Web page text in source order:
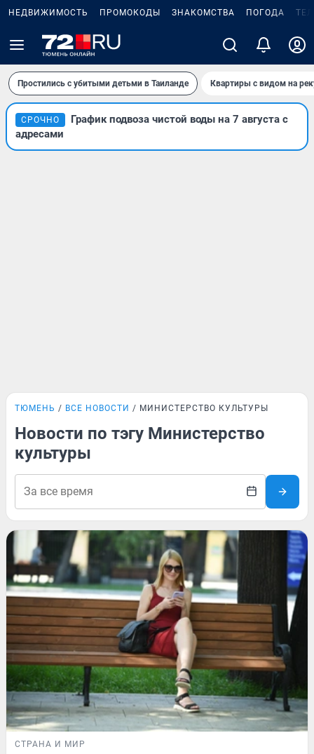
НЕДВИЖИМОСТЬ ПРОМОКОДЫ ЗНАКОМСТВА ПОГОДА
Простились с убитыми детьми в Таиланде Квартиры с видом на
СРОЧНО
График подвоза чистой воды на 7 августа с
адресами
ТЮМЕНЬ ВСЕ НОВОСТИ МИНИСТЕРСТВО КУЛЬТУРЫ
Новости по тэгу Министерство
культуры
СТРАНА И МИР